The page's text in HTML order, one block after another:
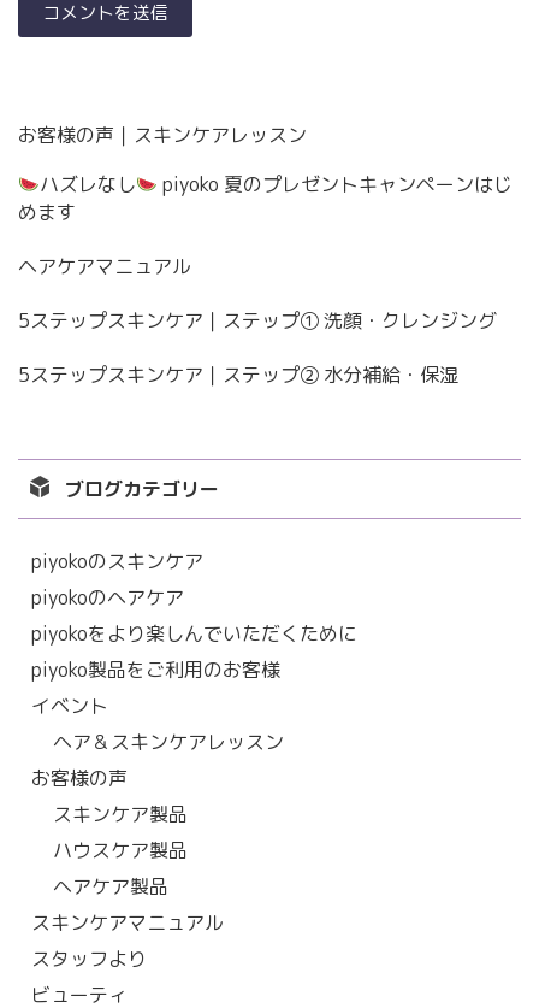
お客様の声｜スキンケアレッスン
ハズレなし
piyoko 夏のプレゼントキャンペーンはじ
めます
ヘアケアマニュアル
5ステップスキンケア｜ステップ① 洗顔・クレンジング
5ステップスキンケア｜ステップ② 水分補給・保湿
ブログカテゴリー
piyokoのスキンケア
piyokoのヘアケア
piyokoをより楽しんでいただくために
piyoko製品をご利用のお客様
イベント
ヘア＆スキンケアレッスン
お客様の声
スキンケア製品
ハウスケア製品
ヘアケア製品
スキンケアマニュアル
スタッフより
ビューティ